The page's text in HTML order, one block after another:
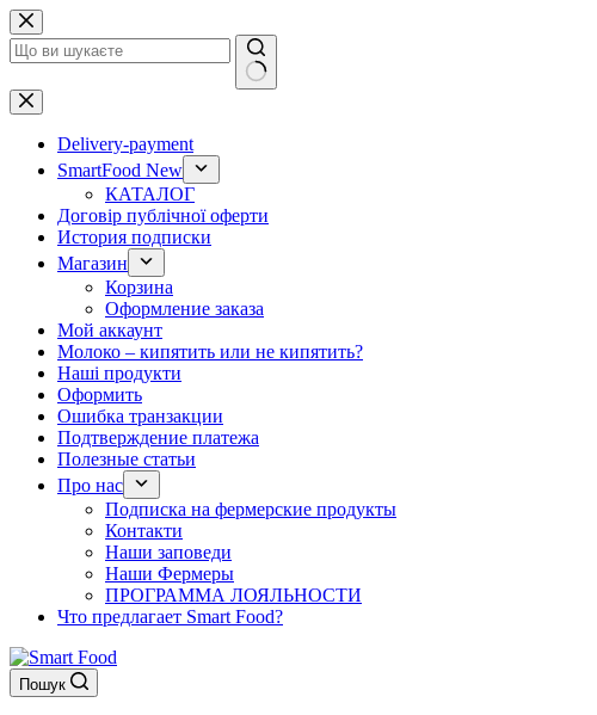
Перейти
до
вмісту
Немає
результатів
Delivery-payment
SmartFood New
КАТАЛОГ
Договір публічної оферти
История подписки
Магазин
Корзина
Оформление заказа
Мой аккаунт
Молоко – кипятить или не кипятить?
Наші продукти
Оформить
Ошибка транзакции
Подтверждение платежа
Полезные статьи
Про нас
Подписка на фермерские продукты
Контакти
Наши заповеди
Наши Фермеры
ПРОГРАММА ЛОЯЛЬНОСТИ
Что предлагает Smart Food?
Пошук